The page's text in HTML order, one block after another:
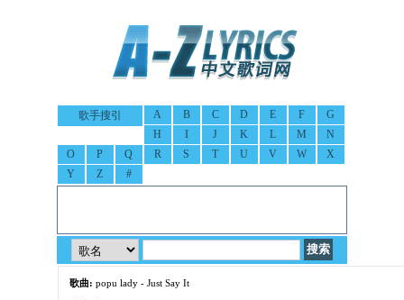
歌手搜引 A B C D E F
G
H
I J K L M
N
O
P Q R S T U V W
X
Y
Z #
歌曲: popu lady - Just Say It